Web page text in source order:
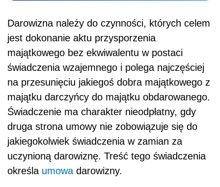
Darowizna należy do czynności, których celem
jest dokonanie aktu przysporzenia
majątkowego bez ekwiwalentu w postaci
świadczenia wzajemnego i polega najczęściej
na przesunięciu jakiegoś dobra majątkowego z
majątku darczyńcy do majątku obdarowanego.
Świadczenie ma charakter nieodpłatny, gdy
druga strona umowy nie zobowiązuje się do
jakiegokolwiek świadczenia w zamian za
uczynioną darowiznę. Treść tego świadczenia
określa umowa darowizny.